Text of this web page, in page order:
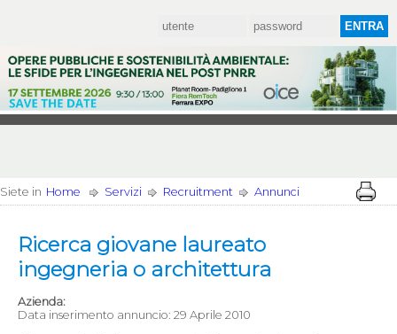
Siete in Home Servizi Recruitment Annunci
Ricerca giovane laureato
ingegneria o architettura
Azienda:
Data inserimento annuncio: 29 Aprile 2010